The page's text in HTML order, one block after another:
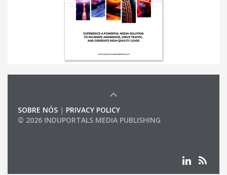
SOBRE NÓS | PRIVACY POLICY
© 2026 INDUPORTALS MEDIA PUBLISHING